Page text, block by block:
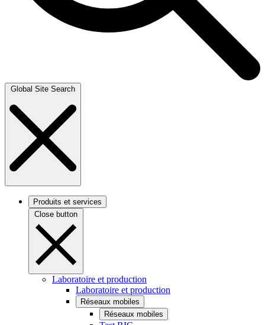
Global Site Search
Produits et services
Close button
Laboratoire et production
Laboratoire et production
Réseaux mobiles
Réseaux mobiles